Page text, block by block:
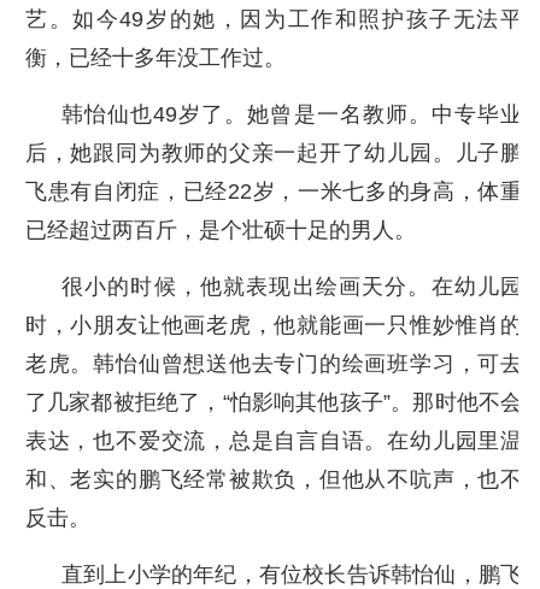
艺。如今49岁的她，因为工作和照护孩子无法平
衡，已经十多年没工作过。
韩怡仙也49岁了。她曾是一名教师。中专毕业
后，她跟同为教师的父亲一起开了幼儿园。儿子鹏
飞患有自闭症，已经22岁，一米七多的身高，体重
已经超过两百斤，是个壮硕十足的男人。
很小的时候，他就表现出绘画天分。在幼儿园
时，小朋友让他画老虎，他就能画一只惟妙惟肖的
老虎。韩怡仙曾想送他去专门的绘画班学习，可去
了几家都被拒绝了，“怕影响其他孩子”。那时他不会
表达，也不爱交流，总是自言自语。在幼儿园里温
和、老实的鹏飞经常被欺负，但他从不吭声，也不
反击。
直到上小学的年纪，有位校长告诉韩怡仙，鹏飞